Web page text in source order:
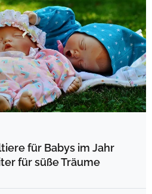
für Babys im Jahr
für süße Träume